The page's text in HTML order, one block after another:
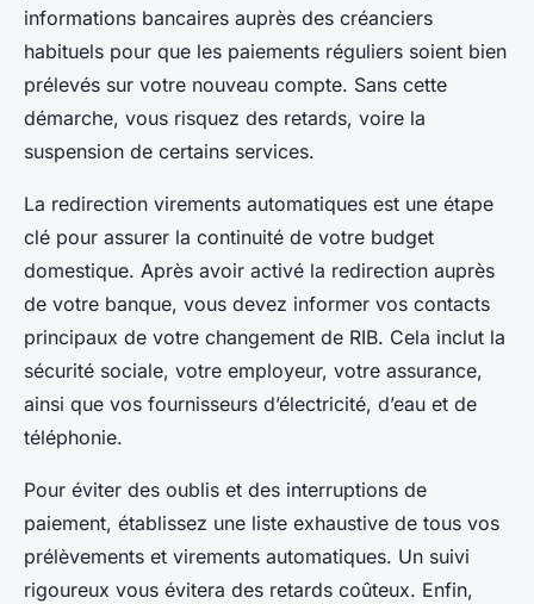
informations bancaires auprès des créanciers
habituels pour que les paiements réguliers soient bien
prélevés sur votre nouveau compte. Sans cette
démarche, vous risquez des retards, voire la
suspension de certains services.
La redirection virements automatiques est une étape
clé pour assurer la continuité de votre budget
domestique. Après avoir activé la redirection auprès
de votre banque, vous devez informer vos contacts
principaux de votre changement de RIB. Cela inclut la
sécurité sociale, votre employeur, votre assurance,
ainsi que vos fournisseurs d’électricité, d’eau et de
téléphonie.
Pour éviter des oublis et des interruptions de
paiement, établissez une liste exhaustive de tous vos
prélèvements et virements automatiques. Un suivi
rigoureux vous évitera des retards coûteux. Enfin,